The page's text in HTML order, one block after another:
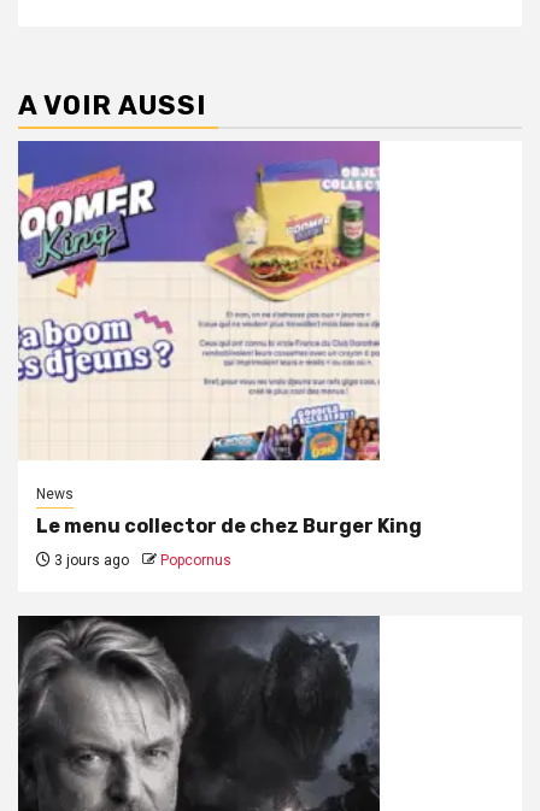
A VOIR AUSSI
News
Le menu collector de chez Burger King
3 jours ago Popcornus